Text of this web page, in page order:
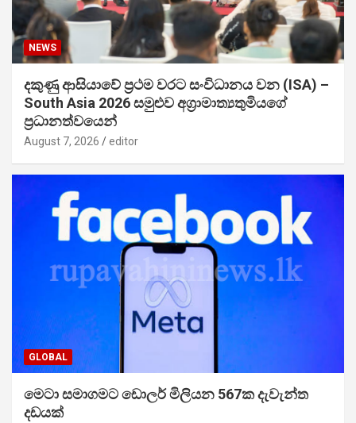
NEWS
දකුණු ආසියාවේ ප්‍රථම වරට සංවිධානය වන (ISA) –
South Asia 2026 සමුළුව අග්‍රාමාත්‍යතුමියගේ
ප්‍රධානත්වයෙන්
August 7, 2026 editor
GLOBAL
මෙටා සමාගමට ඩොලර් මිලියන 567ක දැවැන්ත
දඩයක්